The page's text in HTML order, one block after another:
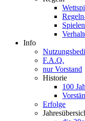
Info
F.A.Q.
nur Vorstand
Historie
100
Erfolge